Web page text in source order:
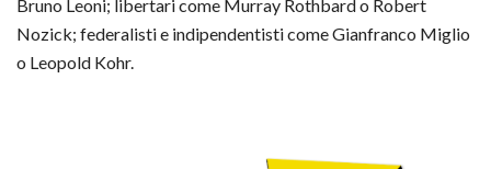
Bruno Leoni; libertari come Murray Rothbard o Robert
Nozick; federalisti e indipendentisti come Gianfranco Miglio
o Leopold Kohr.